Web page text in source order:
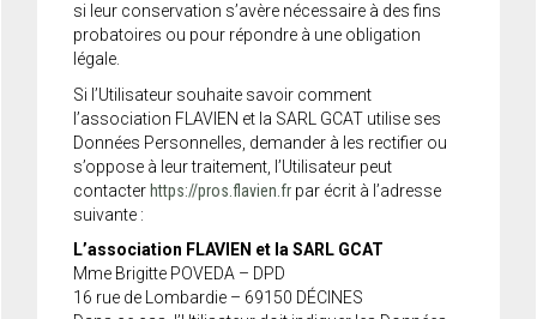
si leur conservation s’avère nécessaire à des fins
probatoires ou pour répondre à une obligation
légale.
Si l’Utilisateur souhaite savoir comment
l’association FLAVIEN et la SARL GCAT utilise ses
Données Personnelles, demander à les rectifier ou
s’oppose à leur traitement, l’Utilisateur peut
contacterhttps://pros.flavien.fr par écrit à l’adresse
suivante :
L’association FLAVIEN et la SARL GCAT
Mme Brigitte POVEDA – DPD
16 rue de Lombardie – 69150 DÉCINES